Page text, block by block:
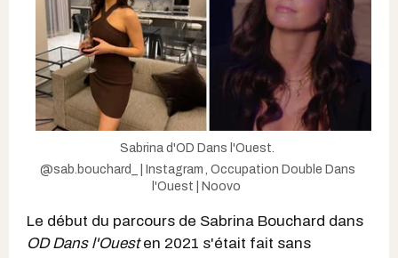
Sabrina d'OD Dans l'Ouest.
@sab.bouchard_ | Instagram , Occupation Double Dans
l'Ouest | Noovo
Le début du parcours de Sabrina Bouchard dans
OD Dans l'Ouesten 2021 s'était fait sans